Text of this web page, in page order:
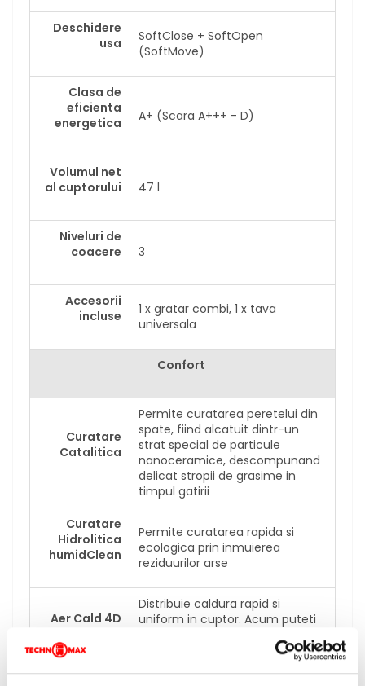
Deschidere
usa
SoftClose + SoftOpen
(SoftMove)
Clasa de
eficienta
energetica
A+ (Scara A+++ - D)
Volumul net
al cuptorului
47 l
Niveluri de
coacere
3
Accesorii
incluse
1 x gratar combi, 1 x tava
universala
Confort
Curatare
Catalitica
Permite curatarea peretelui din
spate, fiind alcatuit dintr-un
strat special de particule
nanoceramice, descompunand
delicat stropii de grasime in
timpul gatirii
Curatare
Hidrolitica
humidClean
Permite curatarea rapida si
ecologica prin inmuierea
reziduurilor arse
Aer Cald 4D
Distribuie caldura rapid si
uniform in cuptor. Acum puteti